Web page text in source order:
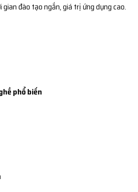
gian đào tạo ngắn, giá trị ứng dụng cao.
phổ biến